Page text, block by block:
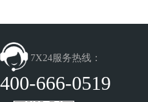
7X24服务热线：
400-666-0519